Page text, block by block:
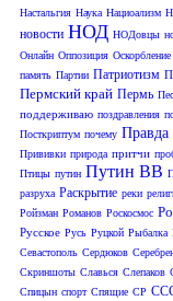
Настальгия Наука Нациоализм
новости НОД НОДовцы
Онлайн Оппозиция Оскорбление
память Партии Патриотизм
Пермский край Пермь
поддерживаю поздравления
Посткриптум почему Правда
Прививки природа притчи
Птицы путин Путин ВВ
разруха Раскрытие реки
Ройзман Романов Роскосмос
Русское Русь Руцкой Рыбалка
Севастополь Сердюков
Скриншоты Славься Слепаков
Спицын спорт Спящие СР